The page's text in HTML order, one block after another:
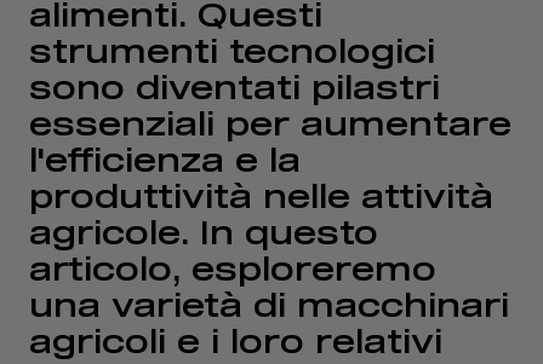
alimenti. Questi
strumenti tecnologici
sono diventati pilastri
essenziali per aumentare
l'efficienza e la
produttività nelle attività
agricole. In questo
articolo, esploreremo
una varietà di macchinari
agricoli e i loro relativi